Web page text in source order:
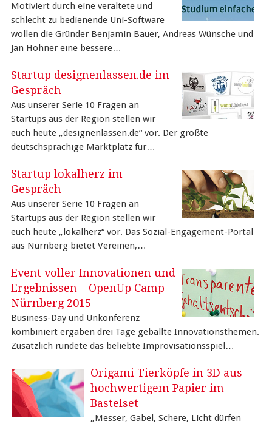
Motiviert durch eine veraltete und
schlecht zu bedienende Uni-Software
wollen die Gründer Benjamin Bauer, Andreas Wünsche und
Jan Hohner eine bessere…
Startup designenlassen.de im
Gespräch
Aus unserer Serie 10 Fragen an
Startups aus der Region stellen wir
euch heute „designenlassen.de“ vor. Der größte
deutschsprachige Marktplatz für…
Startup lokalherz im
Gespräch
Aus unserer Serie 10 Fragen an
Startups aus der Region stellen wir
euch heute „lokalherz“ vor. Das Sozial-Engagement-Portal
aus Nürnberg bietet Vereinen,…
Event voller Innovationen und
Ergebnissen – OpenUp Camp
Nürnberg 2015
Business-Day und Unkonferenz
kombiniert ergaben drei Tage geballte Innovationsthemen.
Zusätzlich rundete das beliebte Improvisationsspiel…
Origami Tierköpfe in 3D aus
hochwertigem Papier im
Bastelset
„Messer, Gabel, Schere, Licht dürfen